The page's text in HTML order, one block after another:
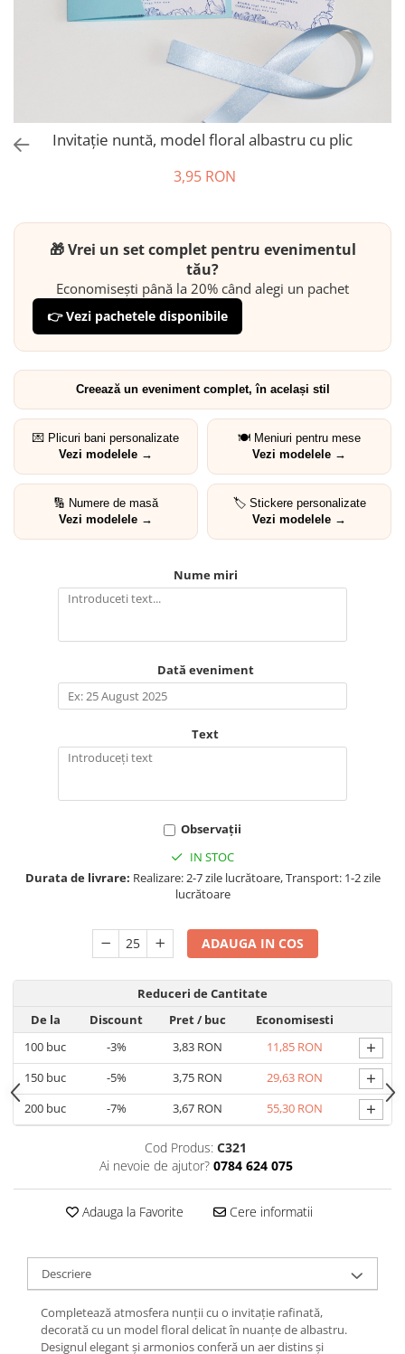
Invitație nuntă, model floral albastru cu plic
3,95 RON
🎁 Vrei un set complet pentru evenimentul
tău?
Economisești până la 20% când alegi un pachet
👉 Vezi pachetele disponibile
Creează un eveniment complet, în același stil
💌 Plicuri bani personalizate
Vezi modelele →
🍽️ Meniuri pentru mese
Vezi modelele →
🔢 Numere de masă
Vezi modelele →
🏷️ Stickere personalizate
Vezi modelele →
Nume miri
Dată eveniment
Text
Observații
IN STOC
Durata de livrare: Realizare: 2-7 zile lucrătoare, Transport: 1-2 zile
lucrătoare
ADAUGA IN COS
Reduceri de Cantitate
De la
Discount Pret/ buc
Economisesti
100 buc -3% 3,83 RON 11,85 RON +
150 buc -5% 3,75 RON 29,63 RON +
200 buc -7% 3,67 RON 55,30 RON +
Cod Produs: C321
Ai nevoie de ajutor? 0784 624 075
Adauga la Favorite Cere informatii
Descriere
Completează atmosfera nunții cu o invitație rafinată,
decorată cu un model floral delicat în nuanțe de albastru.
Designul elegant și armonios conferă un aer distins și